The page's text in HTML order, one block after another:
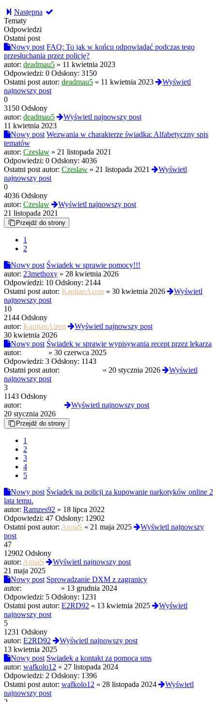
Następna
Tematy
Odpowiedzi
Ostatni post
Nowy post FAQ: To jak w końcu odpowiadać podczas tego
przesłuchania przez policję?
autor: deadmau5 » 11 kwietnia 2023
Odpowiedzi: 0 Odsłony: 3150
Ostatni post autor: deadmau5 « 11 kwietnia 2023
Wyświetl
najnowszy post
0
3150 Odsłony
autor: deadmau5
Wyświetl najnowszy post
11 kwietnia 2023
Nowy post Wezwania w charakterze świadka: Alfabetyczny spis
tematów
autor: Czeslaw » 21 listopada 2021
Odpowiedzi: 0 Odsłony: 4036
Ostatni post autor: Czeslaw « 21 listopada 2021
Wyświetl
najnowszy post
0
4036 Odsłony
autor: Czeslaw
Wyświetl najnowszy post
21 listopada 2021
Przejdź do strony
1
2
Nowy post Świadek w sprawie pomocy!!!
autor: 23methoxy » 28 kwietnia 2026
Odpowiedzi: 10 Odsłony: 2144
Ostatni post autor: KapitanAizen « 30 kwietnia 2026
Wyświetl
najnowszy post
10
2144 Odsłony
autor: KapitanAizen
Wyświetl najnowszy post
30 kwietnia 2026
Nowy post Świadek w sprawie wypisywania recept przez lekarza
autor:
» 30 czerwca 2025
Odpowiedzi: 3 Odsłony: 1143
Ostatni post autor:
« 20 stycznia 2026
Wyświetl
najnowszy post
3
1143 Odsłony
autor:
Wyświetl najnowszy post
20 stycznia 2026
Przejdź do strony
1
2
3
4
5
Nowy post Świadek na policji za kupowanie narkotyków online 2
lata temu.
autor: Ramzes92 » 18 lipca 2022
Odpowiedzi: 47 Odsłony: 12902
Ostatni post autor: AnnaS « 21 maja 2025
Wyświetl najnowszy
post
47
12902 Odsłony
autor: AnnaS
Wyświetl najnowszy post
21 maja 2025
Nowy post Sprowadzanie DXM z zagranicy
autor:
» 13 grudnia 2024
Odpowiedzi: 5 Odsłony: 1231
Ostatni post autor: E2RD92 « 13 kwietnia 2025
Wyświetl
najnowszy post
5
1231 Odsłony
autor: E2RD92
Wyświetl najnowszy post
13 kwietnia 2025
Nowy post Swiadek a kontakt za pomoca sms
autor: wafkolo12 » 27 listopada 2024
Odpowiedzi: 2 Odsłony: 1396
Ostatni post autor: wafkolo12 « 28 listopada 2024
Wyświetl
najnowszy post